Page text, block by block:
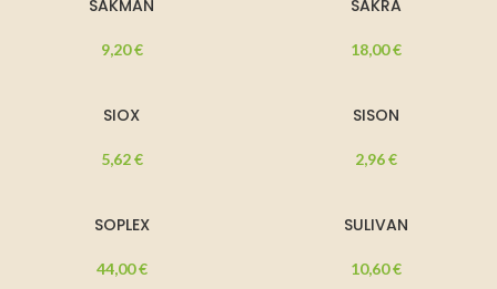
SAKMAN
9,20€
SAKRA
18,00€
SIOX
5,62€
SISON
2,96€
SOPLEX
44,00€
SULIVAN
10,60€